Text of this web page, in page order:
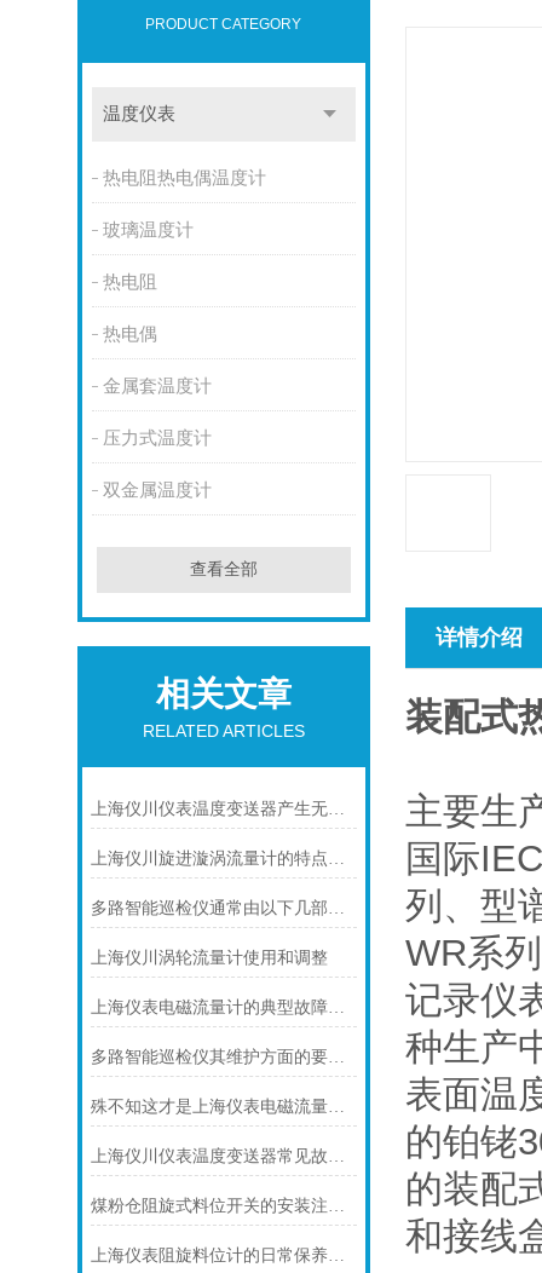
PRODUCT CATEGORY
温度仪表
热电阻热电偶温度计
玻璃温度计
热电阻
热电偶
金属套温度计
压力式温度计
双金属温度计
查看全部
相关文章
RELATED ARTICLES
上海仪川仪表温度变送器产生无输出的原因及解决方法
上海仪川旋进漩涡流量计的特点介绍
多路智能巡检仪通常由以下几部分组成
上海仪川涡轮流量计使用和调整
上海仪表电磁流量计的典型故障诊断及处理方法
多路智能巡检仪其维护方面的要点是什么？
殊不知这才是上海仪表电磁流量计的功能所在
上海仪川仪表温度变送器常见故障及解决方法
煤粉仓阻旋式料位开关的安装注意事项
上海仪表阻旋料位计的日常保养注意事项如下
详情介绍
装配式
主要生
国际
列、型
WR系
记录仪
种生产
表面温
的铂铑
的装配
和接线